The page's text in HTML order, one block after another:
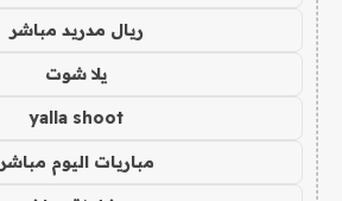
ريال مدريد مباشر
يلا شوت
yalla shoot
مباريات اليوم مباشر